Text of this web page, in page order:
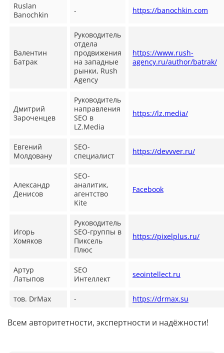
Ruslan
Banochkin
- https://banochkin.com
Валентин
Батрак
Руководитель
отдела
продвижения
на западные
рынки, Rush
Agency
https://www.rush-
agency.ru/author/batrak/
Дмитрий
Зароченцев
Руководитель
направления
SEO в
LZ.Media
https://lz.media/
Евгений
Молдовану
SEO-
специалист
https://devvver.ru/
Александр
Денисов
SEO-
аналитик,
агентство
Kite
Facebook
Игорь
Хомяков
Руководитель
SEO-группы в
Пиксель
Плюс
https://pixelplus.ru/
Артур
Латыпов
SEO
Интеллект
seointellect.ru
тов. DrMax - https://drmax.su
Всем авторитетности, экспертности и надёжности!